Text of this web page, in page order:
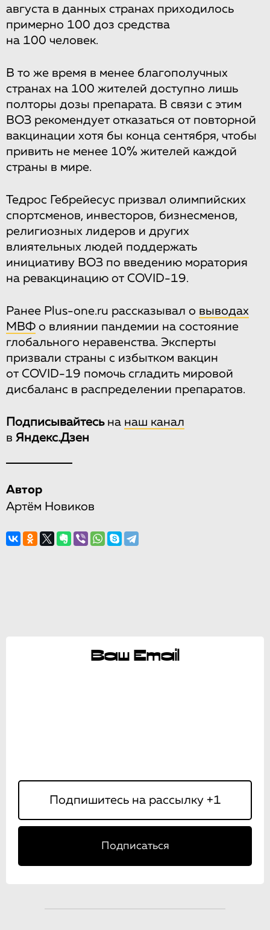
августа в данных странах приходилось
примерно 100 доз средства
на 100 человек.
В то же время в менее благополучных
странах на 100 жителей доступно лишь
полторы дозы препарата. В связи с этим
ВОЗ рекомендует отказаться от повторной
вакцинации хотя бы конца сентября, чтобы
привить не менее 10% жителей каждой
страны в мире.
Тедрос Гебрейесус призвал олимпийских
спортсменов, инвесторов, бизнесменов,
религиозных лидеров и других
влиятельных людей поддержать
инициативу ВОЗ по введению моратория
на ревакцинацию от COVID-19.
Ранее Plus-one.ru рассказывал о выводах
МВФ о влиянии пандемии на состояние
глобального неравенства. Эксперты
призвали страны с избытком вакцин
от COVID-19 помочь сгладить мировой
дисбаланс в распределении препаратов.
Подписывайтесьна наш канал
в Яндекс.Дзен
Автор
Артём Новиков
Ваш Email
Подписаться